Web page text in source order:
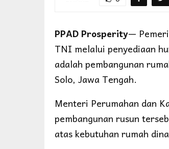
PPAD Prosperity—
TNI melalui penyediaan
adalah pembangunan
Solo, Jawa Tengah.
Menteri Perumahan dan
pembangunan rusun
atas kebutuhan rumah